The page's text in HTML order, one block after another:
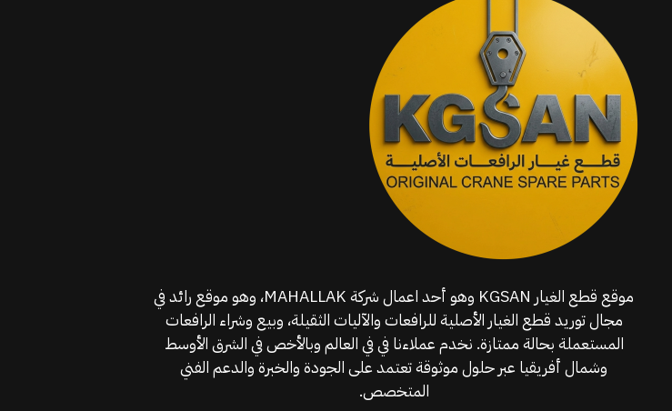
موقع قطع الغيار KGSAN وهو أحد اعمال شركة MAHALLAK، وهو موقع رائد في
مجال توريد قطع الغيار الأصلية للرافعات والآليات الثقيلة، وبيع وشراء الرافعات
المستعملة بحالة ممتازة. نخدم عملاءنا في في العالم وبالأخص في الشرق الأوسط
وشمال أفريقيا عبر حلول موثوقة تعتمد على الجودة والخبرة والدعم الفني
المتخصص.